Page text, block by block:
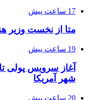
17 ساعت پیش
متا از نخست وزیر
19 ساعت پیش
آغاز سرویس پولی
شهر آمریکا
20 ساعت پیش